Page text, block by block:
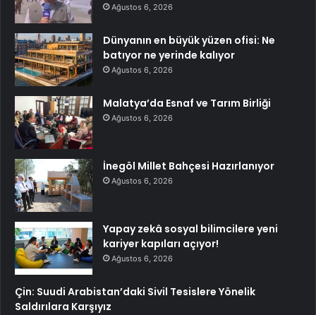
Ağustos 6, 2026
Dünyanın en büyük yüzen ofisi: Ne
batıyor ne yerinde kalıyor
Ağustos 6, 2026
Malatya’da Esnaf ve Tarım Birliği
Ağustos 6, 2026
İnegöl Millet Bahçesi Hazırlanıyor
Ağustos 6, 2026
Yapay zekâ sosyal bilimcilere yeni
kariyer kapıları açıyor!
Ağustos 6, 2026
Çin: Suudi Arabistan’daki Sivil Tesislere Yönelik
Saldırılara Karşıyız